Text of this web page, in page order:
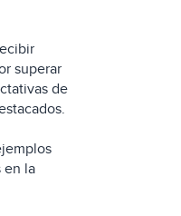
superar
de
en la